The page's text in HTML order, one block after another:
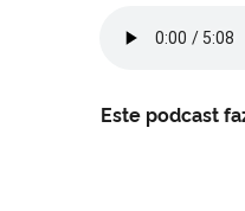
Este podcast